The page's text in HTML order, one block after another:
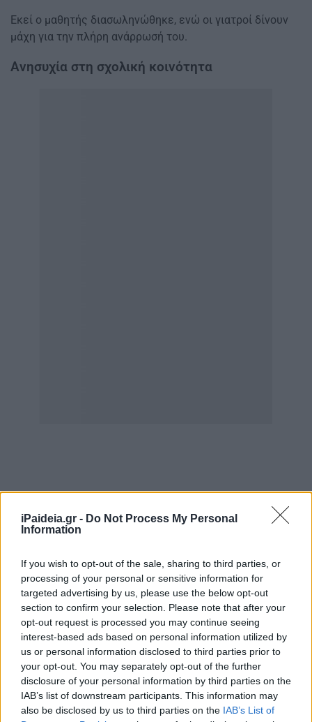
iPaideia.gr - Do Not Process My Personal
Information
If you wish to opt-out of the sale, sharing to third parties, or
processing of your personal or sensitive information for
targeted advertising by us, please use the below opt-out
section to confirm your selection. Please note that after your
opt-out request is processed you may continue seeing
interest-based ads based on personal information utilized by
us or personal information disclosed to third parties prior to
your opt-out. You may separately opt-out of the further
disclosure of your personal information by third parties on the
IAB’s list of downstream participants. This information may
also be disclosed by us to third parties on the IAB’s List of
Εκεί ο μαθητής διασωληνώθηκε, ενώ οι γιατροί δίνουν
μάχη για την πλήρη ανάρρωσή του.
Ανησυχία στη σχολική κοινότητα
Παρότι αρχικά είχε διαρρεύσει ότι δεν υπήρχε λόγος
σχολείο την τελευταία εβδομάδα, η εικόνα που
περιγράφεται μέσα στη σχολική κοινότητα είναι
διαφορετική.
Γονείς κάνουν λόγο για πλήρη άγνοια και έλλειψη
επίσημης ενημέρωσης σχετικά με το περιστατικό.
Οι αντιδράσεις των γονέων
Σύμφωνα με το patrisnews, έχουν ήδη διατυπωθεί
έντονες αντιδράσεις προς την Περιφερειακή Διεύθυνση